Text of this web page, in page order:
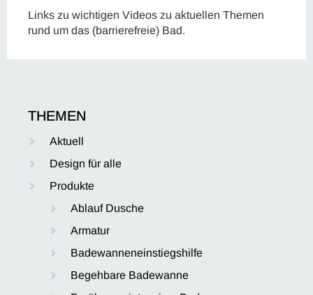
Links zu wichtigen Videos zu aktuellen Themen
rund um das (barrierefreie) Bad.
THEMEN
Aktuell
Design für alle
Produkte
Ablauf Dusche
Armatur
Badewanneneinstiegshilfe
Begehbare Badewanne